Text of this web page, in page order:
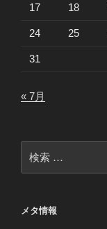
17 18
24 25
31
« 7月
索:
メタ情報